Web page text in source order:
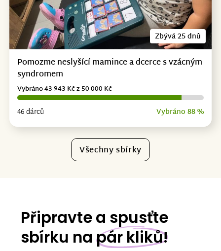
Zbývá 25 dnů
Pomozme neslyšící mamince a dcerce s vzácným
syndromem
46 dárců Vybráno 88 %
Vybráno 43 943 Kč z 50 000 Kč
Všechny sbírky
Připravte a spusťte
sbírku na pár kliků!